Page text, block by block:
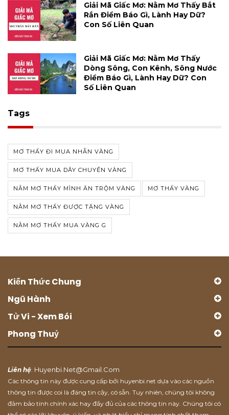
Giải Mã Giấc Mơ: Nằm Mơ Thấy Bắt
Rắn Điềm Báo Gì, Lành Hay Dữ?
Con Số Liên Quan
Giải Mã Giấc Mơ: Nằm Mơ Thấy
Dòng Sông, Con Kênh, Sông Nước
Điềm Báo Gì, Lành Hay Dữ? Con
Số Liên Quan
Tags
MƠ THẤY ĐI MUA NHẪN VÀNG
MƠ THẤY MUA DÂY CHUYỀN VÀNG
NẰM MƠ THẤY MÌNH ĂN TRỘM VÀNG MƠ THẤY VÀNG
NẰM MƠ THẤY ĐƯỢC TẶNG VÀNG
NẰM MƠ THẤY MUA VÀNG G
Kiến Thức Chung
Ngũ Hành
Tử Vi - Xem Bói
Phong Thuỷ
Liên hệ: Huyenbi.net@gmail.com
Các thông tin này được cung cấp bởi huyenbi.net dựa vào các nguồn
thông tin được coi là đáng tin cậy, có sẵn. Tuy nhiên, chúng tôi không
đảm bảo tính chính xác hay đầy đủ của các thông tin này. Chúng tôi có